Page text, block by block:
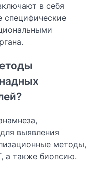
в себя
специфические
выявления
методы,
а также биопсию.